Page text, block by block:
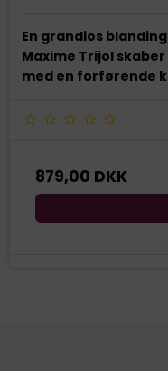
En grandios
Maxime Trijol
med en forførende
879,00 DKK